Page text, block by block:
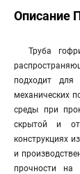
Описание
Труба
подходит
механических
среды при
скрытой и
конструкциях
и
прочности на